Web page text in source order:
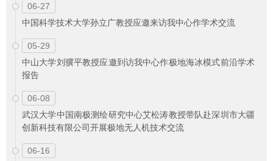
06-27
中国科学技术大学孙立广教授应邀来访我中心作学术交流
05-29
中山大学刘骥平教授应邀到访我中心作极地海冰模式前沿学术
报告
06-08
武汉大学中国南极测绘研究中心艾松涛教授带队赴深圳市大疆
创新科技有限公司开展极地无人机技术交流
06-16